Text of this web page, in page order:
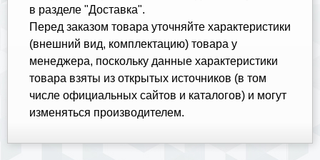
в разделе "Доставка".
Перед заказом товара уточняйте характеристики
(внешний вид, комплектацию) товара у
менеджера, поскольку данные характеристики
товара взяты из открытых источников (в том
числе официальных сайтов и каталогов) и могут
изменяться производителем.